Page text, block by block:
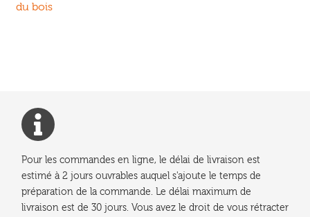
précédent :
du bois
Pour les commandes en ligne, le délai de livraison est
estimé à 2 jours ouvrables auquel s'ajoute le temps de
préparation de la commande. Le délai maximum de
livraison est de 30 jours. Vous avez le droit de vous rétracter